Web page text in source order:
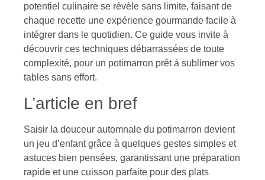
potentiel culinaire se révèle sans limite, faisant de
chaque recette une expérience gourmande facile à
intégrer dans le quotidien. Ce guide vous invite à
découvrir ces techniques débarrassées de toute
complexité, pour un potimarron prêt à sublimer vos
tables sans effort.
L’article en bref
Saisir la douceur automnale du potimarron devient
un jeu d’enfant grâce à quelques gestes simples et
astuces bien pensées, garantissant une préparation
rapide et une cuisson parfaite pour des plats